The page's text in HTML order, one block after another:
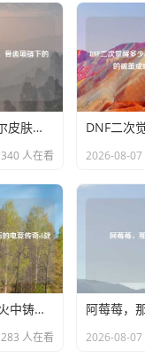
傲之追猎者雷恩加尔皮肤排行，骨齿项链下的荣耀与野性
340 人在看 2026-08-07
CL战队，在虚拟战火中铸就不朽的电竞传奇cl战队石头
283 人在看 2026-08-07